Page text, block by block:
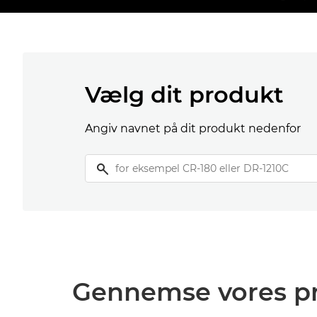
Vælg dit produkt
Angiv navnet på dit produkt nedenfor
Gennemse vores